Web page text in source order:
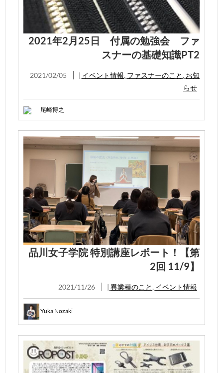
2021年2月25日 付属の勉強会 ファ
スナーの基礎知識PT2
2021/02/05 | イベント情報, ファスナーのこと , お知
らせ
尾崎博之
品川女子学院 特別講座レポート！【第
2回 11/9】
2021/11/26 | 異業種のこと , イベント情報
Yuka Nozaki